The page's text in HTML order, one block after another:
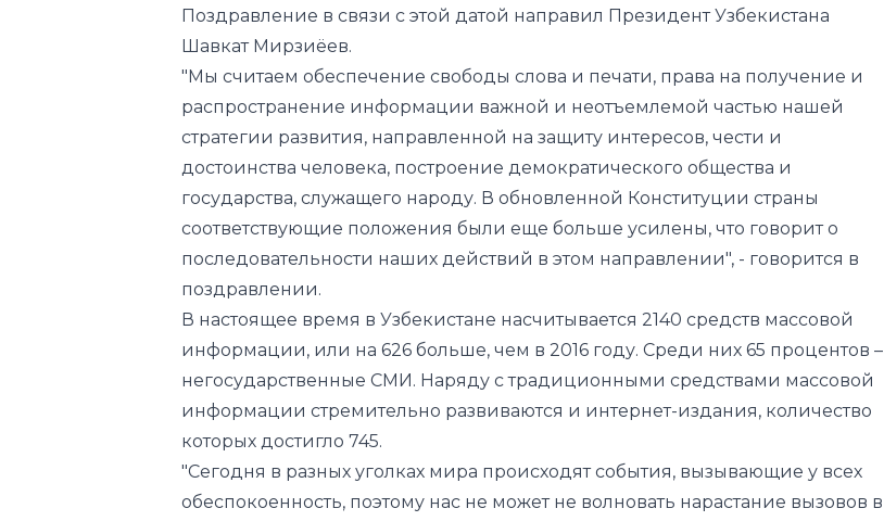
Поздравление в связи с этой датой направил Президент Узбекистана
Шавкат Мирзиёев.
"Мы считаем обеспечение свободы слова и печати, права на получение и
распространение информации важной и неотъемлемой частью нашей
стратегии развития, направленной на защиту интересов, чести и
достоинства человека, построение демократического общества и
государства, служащего народу. В обновленной Конституции страны
соответствующие положения были еще больше усилены, что говорит о
последовательности наших действий в этом направлении", - говорится в
поздравлении.
В настоящее время в Узбекистане насчитывается 2140 средств массовой
информации, или на 626 больше, чем в 2016 году. Среди них 65 процентов –
негосударственные СМИ. Наряду с традиционными средствами массовой
информации стремительно развиваются и интернет-издания, количество
которых достигло 745.
"Сегодня в разных уголках мира происходят события, вызывающие у всех
обеспокоенность, поэтому нас не может не волновать нарастание вызовов в